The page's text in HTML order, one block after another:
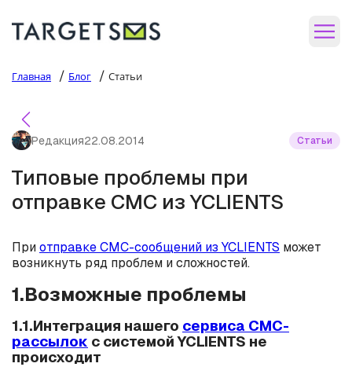
Главная / Блог / Статьи
Редакция22.08.2014 Статьи
Типовые проблемы при
отправке СМС из YCLIENTS
Приотправке СМС-сообщений из YCLIENTS может
возникнуть ряд проблем и сложностей.
1.Возможные проблемы
1.1.Интеграция нашего сервиса СМС-
рассылок с системой YCLIENTS не
происходит